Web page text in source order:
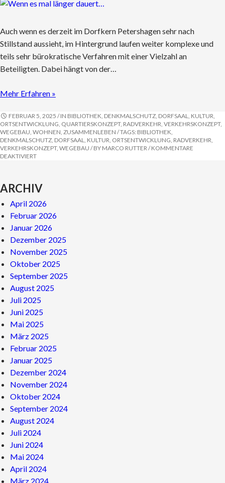
Auch wenn es derzeit im Dorfkern Petershagen sehr nach
Stillstand aussieht, im Hintergrund laufen weiter komplexe und
teils sehr bürokratische Verfahren mit einer Vielzahl an
Beteiligten. Dabei hängt von der…
Mehr Erfahren »
FEBRUAR 5, 2025 / IN BIBLIOTHEK, DENKMALSCHUTZ, DORFSAAL, KULTUR,
ORTSENTWICKLUNG, QUARTIERSKONZEPT, RADVERKEHR, VERKEHRSKONZEPT,
WEGEBAU, WOHNEN, ZUSAMMENLEBEN / TAGS: BIBLIOTHEK,
DENKMALSCHUTZ, DORFSAAL, KULTUR, ORTSENTWICKLUNG, RADVERKEHR,
VERKEHRSKONZEPT, WEGEBAU / BY MARCO RUTTER/KOMMENTARE
DEAKTIVIERTFÜR
LÄNGER
ARCHIV
April 2026
Februar 2026
Januar 2026
Dezember 2025
November 2025
Oktober 2025
September 2025
August 2025
Juli 2025
Juni 2025
Mai 2025
März 2025
Februar 2025
Januar 2025
Dezember 2024
November 2024
Oktober 2024
September 2024
August 2024
Juli 2024
Juni 2024
Mai 2024
April 2024
März 2024